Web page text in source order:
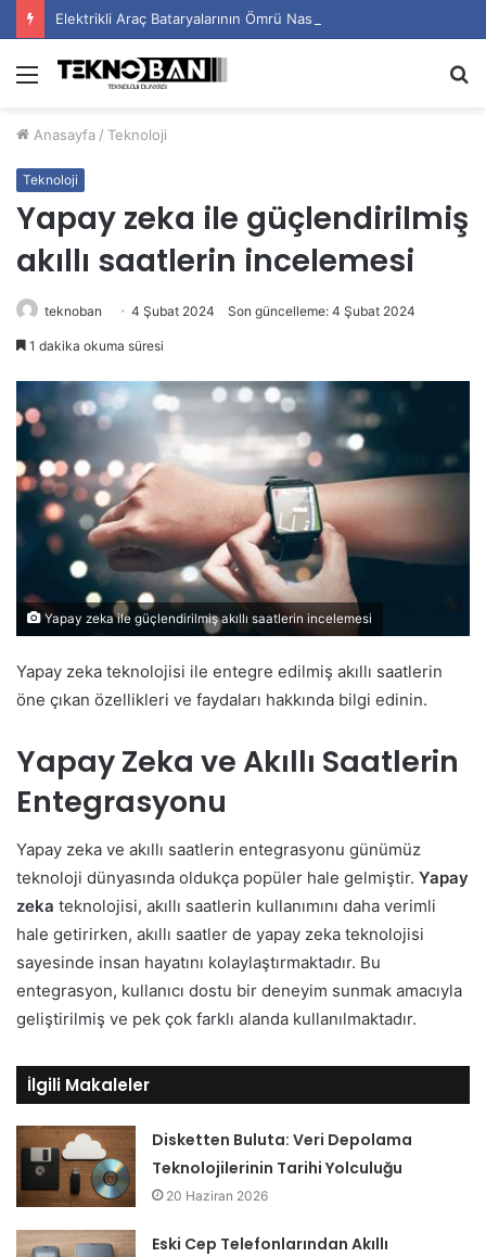
Elektrikli Araç Bataryalarının Ömrü Nasıl Uzatılır?
Menü
Anasayfa / Teknoloji
Teknoloji
Yapay zeka ile güçlendirilmiş
akıllı saatlerin incelemesi
teknoban 4 Şubat 2024 Son güncelleme: 4 Şubat 2024
1 dakika okuma süresi
Yapay zeka ile güçlendirilmiş akıllı saatlerin incelemesi
Yapay zeka teknolojisi ile entegre edilmiş akıllı saatlerin
öne çıkan özellikleri ve faydaları hakkında bilgi edinin.
Yapay Zeka ve Akıllı Saatlerin
Entegrasyonu
Yapay zeka ve akıllı saatlerin entegrasyonu günümüz
teknoloji dünyasında oldukça popüler hale gelmiştir. Yapay
zeka teknolojisi, akıllı saatlerin kullanımını daha verimli
hale getirirken, akıllı saatler de yapay zeka teknolojisi
sayesinde insan hayatını kolaylaştırmaktadır. Bu
entegrasyon, kullanıcı dostu bir deneyim sunmak amacıyla
geliştirilmiş ve pek çok farklı alanda kullanılmaktadır.
İlgili Makaleler
Disketten Buluta: Veri Depolama
Teknolojilerinin Tarihi Yolculuğu
20 Haziran 2026
Eski Cep Telefonlarından Akıllı